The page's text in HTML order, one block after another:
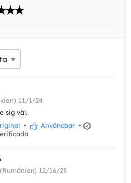
11/1/24
sig väl.
• Användbar •
12/16/23